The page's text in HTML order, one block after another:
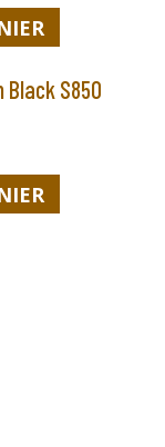
Black S850